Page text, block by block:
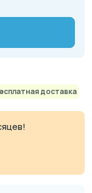
доставка